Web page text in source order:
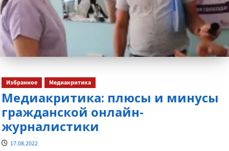
Избранное Медиакритика
Медиакритика: плюсы и минусы
гражданской онлайн-
журналистики
17.08.2022